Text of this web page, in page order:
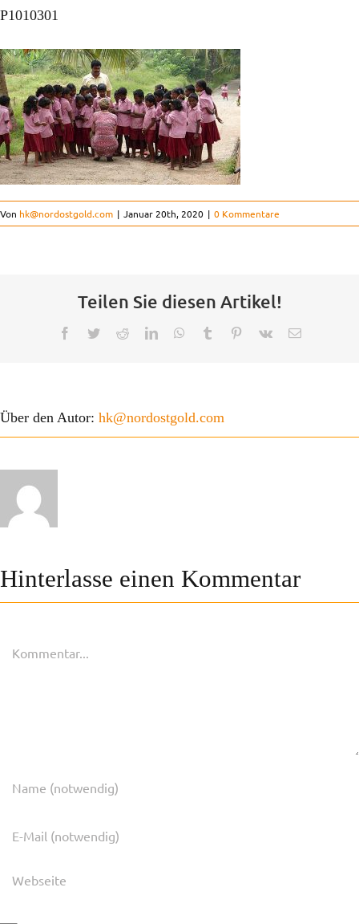
Kinderorthopädie
Der Verein
Kontakt
FAQ
P1010301
Von hk@nordostgold.com | Januar 20th, 2020 | 0 Kommentare
Teilen Sie diesen Artikel!
Facebook
TwitterRedditLinkedInWhatsApp
Tumblr Pinterest
Vk
E-
Über den Autor: hk@nordostgold.com
Hinterlasse einen Kommentar